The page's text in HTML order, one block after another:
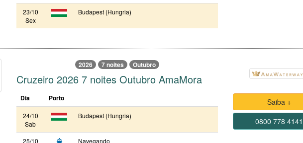
23/10
Sex
Budapest (Hungria)
2026 7 noites Outubro
Cruzeiro 2026 7 noites Outubro AmaMora
Dia Porto
24/10
Sab
Budapest (Hungria)
25/10 Navegando
Saiba +
0800 778 4141